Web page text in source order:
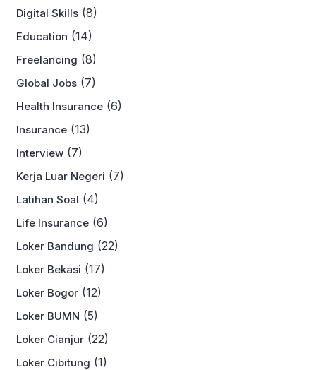
Digital Skills (8)
Education (14)
Freelancing (8)
Global Jobs (7)
Health Insurance (6)
Insurance (13)
Interview (7)
Kerja Luar Negeri (7)
Latihan Soal (4)
Life Insurance (6)
Loker Bandung (22)
Loker Bekasi (17)
Loker Bogor (12)
Loker BUMN (5)
Loker Cianjur (22)
Loker Cibitung (1)